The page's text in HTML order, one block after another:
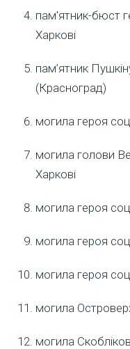
пам'ятник-бюст
Харкові
пам’ятник
(Красноград)
могила героя
могила голови
Харкові
могила героя
могила героя
могила героя
могила
могила